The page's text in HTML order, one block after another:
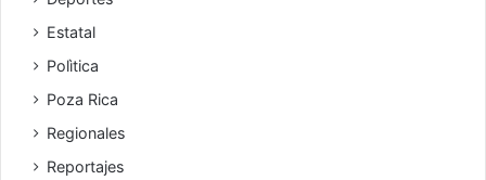
Estatal
Polìtica
Poza Rica
Regionales
Reportajes